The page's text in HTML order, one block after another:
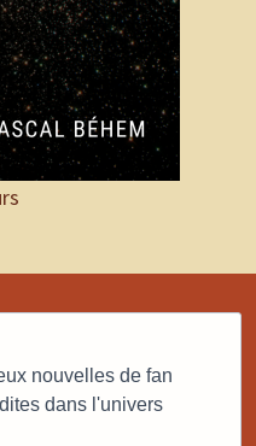
nouvelles de fan
dans l'univers